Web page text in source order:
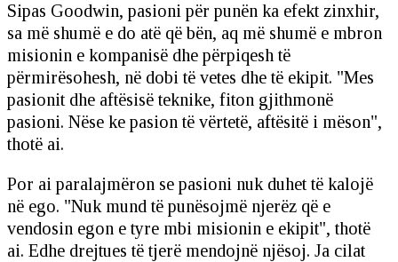
Sipas Goodwin, pasioni për punën ka efekt zinxhir,
sa më shumë e do atë që bën, aq më shumë e mbron
misionin e kompanisë dhe përpiqesh të
përmirësohesh, në dobi të vetes dhe të ekipit. "Mes
pasionit dhe aftësisë teknike, fiton gjithmonë
pasioni. Nëse ke pasion të vërtetë, aftësitë i mëson",
thotë ai.
Por ai paralajmëron se pasioni nuk duhet të kalojë
në ego. "Nuk mund të punësojmë njerëz që e
vendosin egon e tyre mbi misionin e ekipit", thotë
ai. Edhe drejtues të tjerë mendojnë njësoj. Ja cilat